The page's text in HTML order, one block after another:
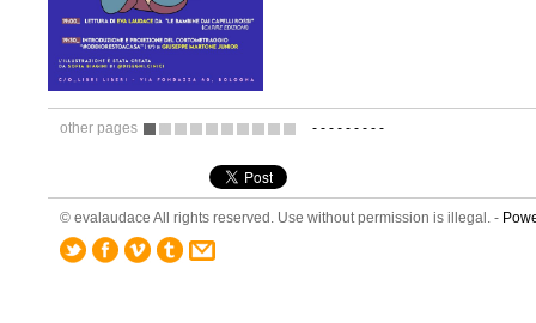
other pages - - - - - - - - -
© evalaudace All rights reserved. Use without permission is illegal. -